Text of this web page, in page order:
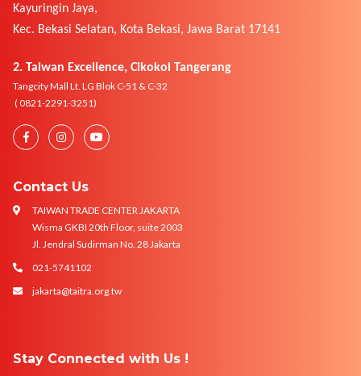
Kayuringin Jaya,
Kec. Bekasi Selatan, Kota Bekasi, Jawa Barat 17141
2. Taiwan Excellence, Cikokol Tangerang
Tangcity Mall Lt. LG Blok C-51 & C-32
( 0821-2291-3251)
Contact Us
TAIWAN TRADE CENTER JAKARTA
Wisma GKBI 20th Floor, suite 2003
Jl. Jendral Sudirman No. 28 Jakarta
021-5741102
jakarta@taitra.org.tw
Stay Connected with Us !